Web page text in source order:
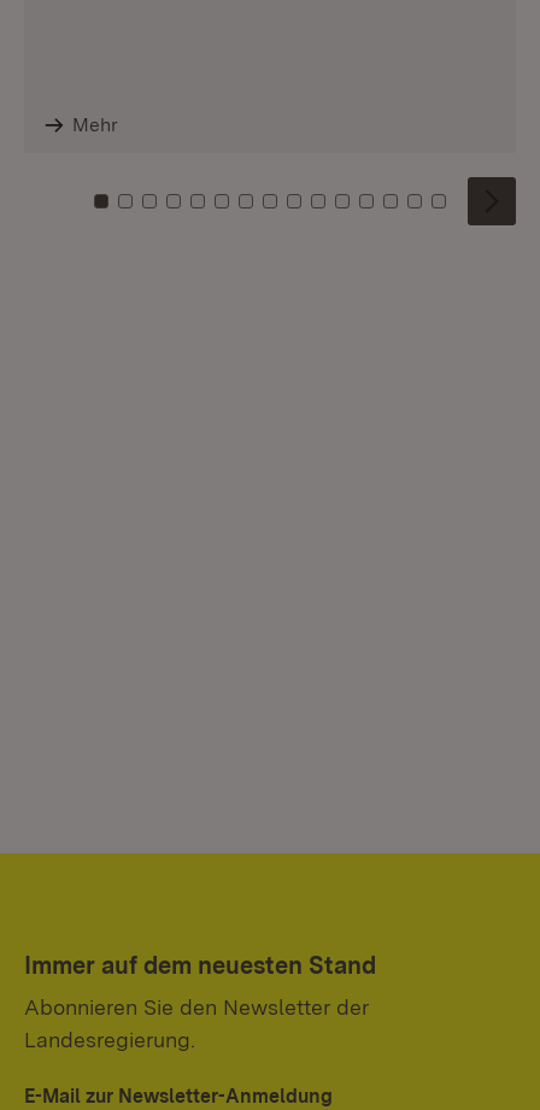
Mehr
Zu Kachel: 0
Zu Kachel: 1
Zu Kachel: 2
Zu Kachel: 3
Zu Kachel: 4
Zu Kachel: 5
Zu Kachel: 6
Zu Kachel: 7
Zu Kachel: 8
Zu Kachel: 9
Zu Kachel: 10
Zu Kachel: 11
Zu Kachel: 12
Zu Kachel:
Zu
Immer auf dem neuesten Stand
Abonnieren Sie den Newsletter der
Landesregierung.
E-Mail zur Newsletter-Anmeldung